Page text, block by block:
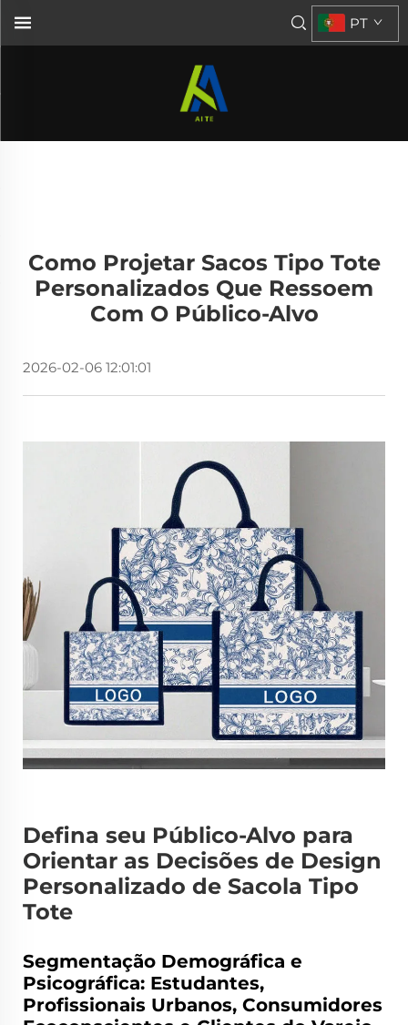
PT
Como Projetar Sacos Tipo Tote
Personalizados Que Ressoem
Com O Público-Alvo
2026-02-06 12:01:01
Defina seu Público-Alvo para
Orientar as Decisões de Design
Personalizado de Sacola Tipo
Tote
Segmentação Demográfica e
Psicográfica: Estudantes,
Profissionais Urbanos, Consumidores